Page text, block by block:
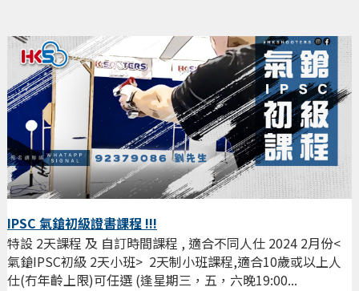
IPSC 氣鎗初級證書課程 !!!
特設 2天課程 及 自訂時間課程 , 適合不同人仕 2024 2月份<
氣鎗IPSC初級 2天小班> 2天制小班課程,適合10歲或以上人
仕(冇年齡上限)可任選 (逢星期三，五，六晚19:00...